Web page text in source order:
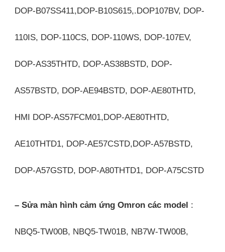
DOP-B07SS411,DOP-B10S615,.DOP107BV, DOP-
110IS, DOP-110CS, DOP-110WS, DOP-107EV,
DOP-AS35THTD, DOP-AS38BSTD, DOP-
AS57BSTD, DOP-AE94BSTD, DOP-AE80THTD,
HMI DOP-AS57FCM01,DOP-AE80THTD,
AE10THTD1, DOP-AE57CSTD,DOP-A57BSTD,
DOP-A57GSTD, DOP-A80THTD1, DOP-A75CSTD
– Sửa màn hình cảm ứng Omron các model :
NBQ5-TW00B, NBQ5-TW01B, NB7W-TW00B,